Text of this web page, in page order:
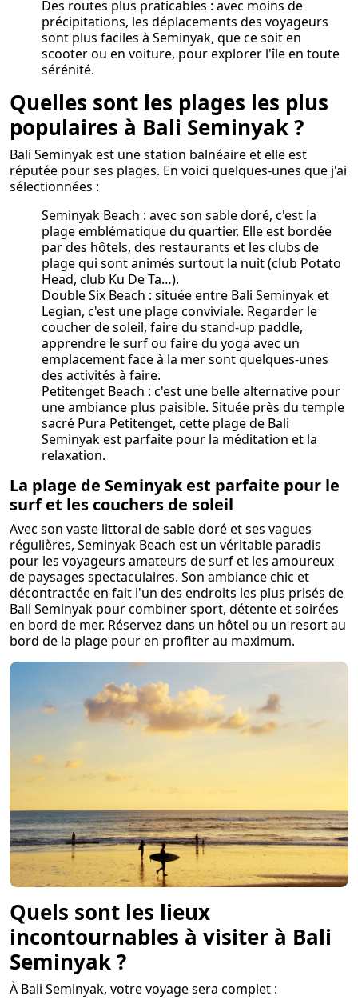
Des routes plus praticables : avec moins de
précipitations, les déplacements des voyageurs
sont plus faciles à Seminyak, que ce soit en
scooter ou en voiture, pour explorer l'île en toute
sérénité.
Quelles sont les plages les plus
populaires à Bali Seminyak ?
Bali Seminyak est une station balnéaire et elle est
réputée pour ses plages. En voici quelques-unes que j'ai
sélectionnées :
Seminyak Beach : avec son sable doré, c'est la
plage emblématique du quartier. Elle est bordée
par des hôtels, des restaurants et les clubs de
plage qui sont animés surtout la nuit (club Potato
Head, club Ku De Ta…).
Double Six Beach : située entre Bali Seminyak et
Legian, c'est une plage conviviale. Regarder le
coucher de soleil, faire du stand-up paddle,
apprendre le surf ou faire du yoga avec un
emplacement face à la mer sont quelques-unes
des activités à faire.
Petitenget Beach : c'est une belle alternative pour
une ambiance plus paisible. Située près du temple
sacré Pura Petitenget, cette plage de Bali
Seminyak est parfaite pour la méditation et la
relaxation.
La plage de Seminyak est parfaite pour le
surf et les couchers de soleil
Avec son vaste littoral de sable doré et ses vagues
régulières, Seminyak Beach est un véritable paradis
pour les voyageurs amateurs de surf et les amoureux
de paysages spectaculaires. Son ambiance chic et
décontractée en fait l'un des endroits les plus prisés de
Bali Seminyak pour combiner sport, détente et soirées
en bord de mer. Réservez dans un hôtel ou un resort au
bord de la plage pour en profiter au maximum.
Quels sont les lieux
incontournables à visiter à Bali
Seminyak ?
À Bali Seminyak, votre voyage sera complet :